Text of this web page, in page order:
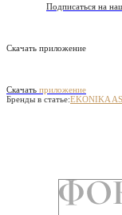
Подписаться на
Скачать приложение
Скачать приложение
Бренды в статье:EKONIKA